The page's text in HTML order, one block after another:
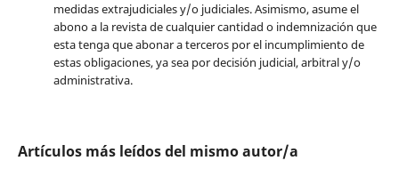
medidas extrajudiciales y/o judiciales. Asimismo, asume el
abono a la revista de cualquier cantidad o indemnización que
esta tenga que abonar a terceros por el incumplimiento de
estas obligaciones, ya sea por decisión judicial, arbitral y/o
administrativa.
Artículos más leídos del mismo autor/a